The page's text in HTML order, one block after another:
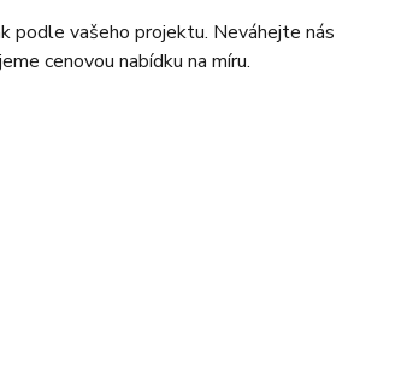
podle vašeho projektu. Neváhejte nás
cenovou nabídku na míru.